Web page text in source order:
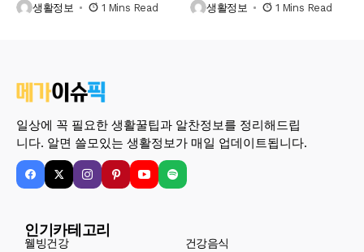
생활정보 1 Mins Read 생활정보 1 Mins Read
일상에 꼭 필요한 생활꿀팁과 알찬정보를 정리해드립
니다. 알면 쓸모있는 생활정보가 매일 업데이트됩니다.
인기카테고리
웰빙건강 건강음식